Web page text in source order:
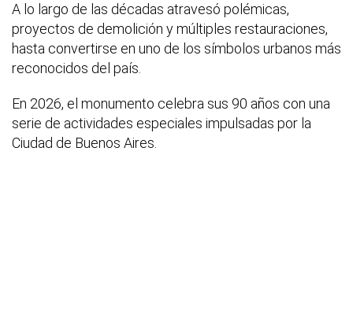
A lo largo de las décadas atravesó polémicas,
proyectos de demolición y múltiples restauraciones,
hasta convertirse en uno de los símbolos urbanos más
reconocidos del país.
En 2026, el monumento celebra sus 90 años con una
serie de actividades especiales impulsadas por la
Ciudad de Buenos Aires.